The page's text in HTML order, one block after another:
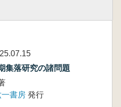
集落研究の諸問題
一書房 発行